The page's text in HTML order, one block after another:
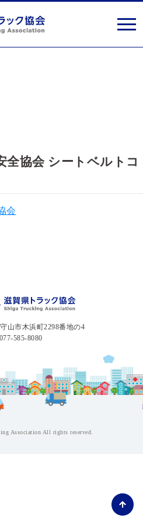
閉じる
全協会 シートベルトコ
山市木浜町2298番地の4
585-8080
Association All rights reserved.